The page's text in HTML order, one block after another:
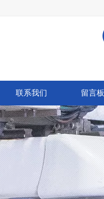
联系我们 留言板